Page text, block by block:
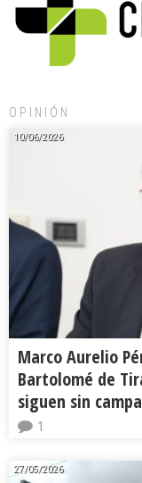
OPINIÓN
10/06/2026
Marco Aurelio
Bartolomé de
siguen sin
1
27/05/2026